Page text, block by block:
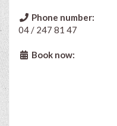
Phone number:
04 / 247 81 47
Book now: